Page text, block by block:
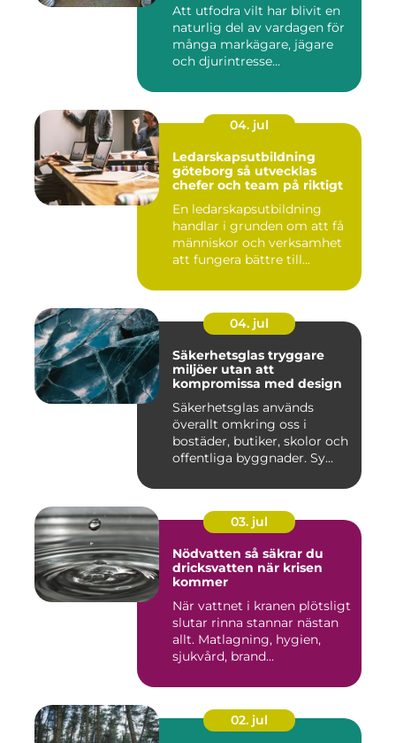
Att utfodra vilt har blivit en
naturlig del av vardagen för
många markägare, jägare
och djurintresse...
04. jul
Ledarskapsutbildning
göteborg så utvecklas
chefer och team på riktigt
En ledarskapsutbildning
handlar i grunden om att få
människor och verksamhet
att fungera bättre till...
04. jul
Säkerhetsglas tryggare
miljöer utan att
kompromissa med design
Säkerhetsglas används
överallt omkring oss i
bostäder, butiker, skolor och
offentliga byggnader. Sy...
03. jul
Nödvatten så säkrar du
dricksvatten när krisen
kommer
När vattnet i kranen plötsligt
slutar rinna stannar nästan
allt. Matlagning, hygien,
sjukvård, brand...
02. jul